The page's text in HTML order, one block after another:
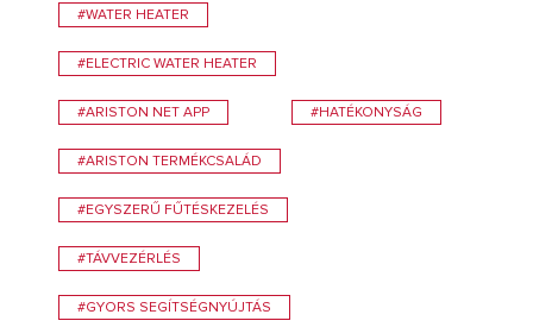
#WATER HEATER
#ELECTRIC WATER HEATER
#ARISTON NET APP #HATÉKONYSÁG
#ARISTON TERMÉKCSALÁD
#EGYSZERŰ FŰTÉSKEZELÉS
#TÁVVEZÉRLÉS
#GYORS SEGÍTSÉGNYÚJTÁS